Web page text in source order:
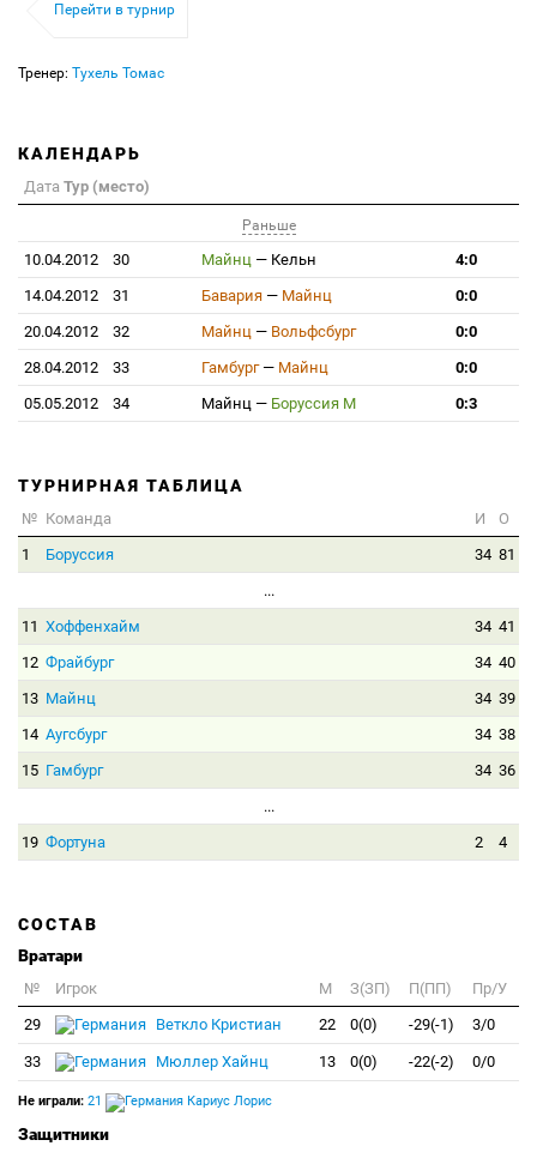
Перейти в турнир
Тренер: Тухель Томас
КАЛЕНДАРЬ
Дата Тур (место)
Раньше
10.04.2012 30 Майнц — Кельн
4:0
14.04.2012
31 Бавария — Майнц
0:0
20.04.2012
32 Майнц — Вольфсбург
0:0
28.04.2012
33 Гамбург— Майнц
0:0
05.05.2012
34 Майнц — Боруссия М 0:3
ТУРНИРНАЯ ТАБЛИЦА
№ Команда И
О
1
Боруссия 34 81
...
11 Хоффенхайм 34 41
12 Фрайбург 34 40
13 Майнц 34 39
14 Аугсбург 34 38
15 Гамбург 34 36
...
19 Фортуна 2 4
СОСТАВ
Вратари
№ Игрок M З(ЗП) П(ПП)
Пр/У
29
Веткло Кристиан 22 0(0) -29(-1) 3/0
33 Мюллер Хайнц 13 0(0) -22(-2) 0/0
Не играли: 21 Кариус Лорис
Защитники